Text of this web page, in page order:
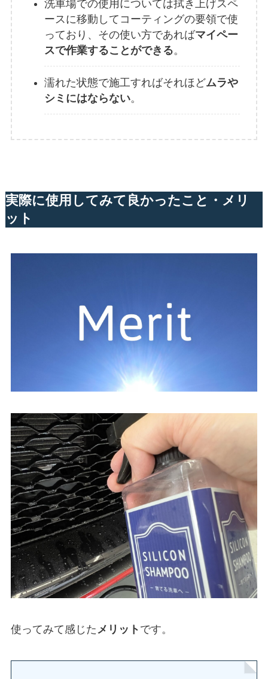
洗車場での使用については拭き上げスペ
ースに移動してコーティングの要領で使
っており、その使い方であればマイペー
スで作業することができる。
濡れた状態で施工すればそれほどムラや
シミにはならない。
実際に使用してみて良かったこと・メリ
ット
使ってみて感じたメリット です。